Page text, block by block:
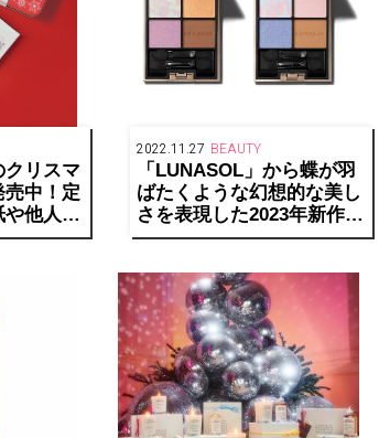
クリスマ
売中！定
他人気
り！
2022.11.27 BEAUTY
「LUNASOL」から蝶が羽
ばたくような幻想的な美し
さを表現した2023年新作春
コスメ登場！